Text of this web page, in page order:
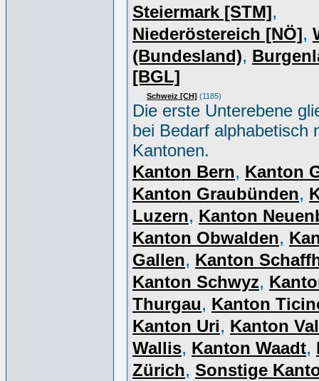
Steiermark [STM],
Niederöstereich [NÖ],
(Bundesland),
[BGL]
Schweiz [CH] (1185)
Die erste Unterebene
bei Bedarf alphabetisch
Kantonen.
Kanton Bern, Kanton
Kanton Graubünden,
Luzern, Kanton
Kanton Obwalden,
Gallen, Kanton
Kanton Schwyz,
Thurgau, Kanton
Kanton Uri, Kanton
Wallis, Kanton Waadt,
Zürich, Sonstige